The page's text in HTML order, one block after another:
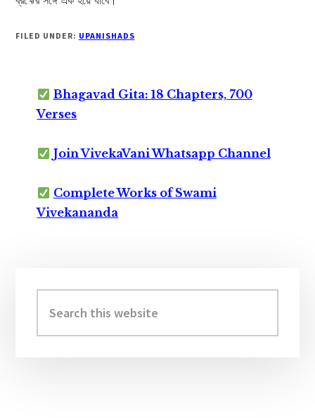
FILED UNDER: UPANISHADS
Bhagavad Gita: 18 Chapters, 700
Verses
Join VivekaVani Whatsapp Channel
Complete Works of Swami
Vivekananda
Sidebar
this
website